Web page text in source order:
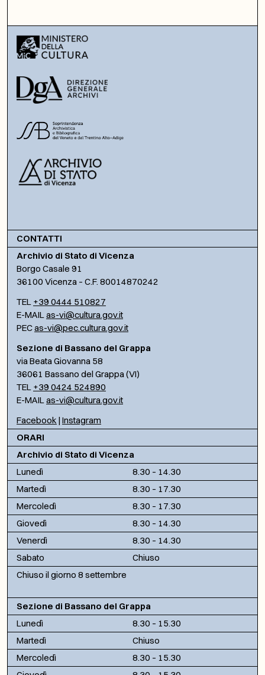
CONTATTI
Archivio di Stato di Vicenza
Borgo Casale 91
36100 Vicenza – C.F. 80014870242
TEL +39 0444 510827
E-MAILas-vi@cultura.gov.it
PECas-vi@pec.cultura.gov.it
Sezione di Bassano del Grappa
via Beata Giovanna 58
36061 Bassano del Grappa (VI)
TEL +39 0424 524890
E-MAILas-vi@cultura.gov.it
Facebook | Instagram
ORARI
Archivio di Stato di Vicenza
Lunedì
8.30 – 14.30
Martedì
8.30 – 17.30
Mercoledì
8.30 – 17.30
Giovedì
8.30 – 14.30
Venerdì
8.30 – 14.30
Sabato
Chiuso
Chiuso il giorno 8 settembre
Sezione di Bassano del Grappa
Lunedì
8.30 – 15.30
Martedì
Chiuso
Mercoledì
8.30 – 15.30